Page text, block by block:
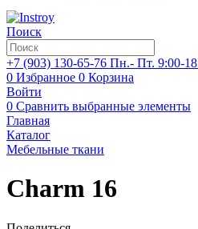
Поиск
+7 (903) 130-65-76 Пн.- Пт. 9:00-
0 Избранное 0 Корзина
Войти
0 Сравнить выбранные элементы
Главная
Каталог
Мебельные ткани
Charm 16